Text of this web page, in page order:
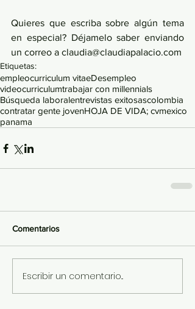
Quieres que escriba sobre algún tema
en especial? Déjamelo saber enviando
un correo a claudia@claudiapalacio.com
Etiquetas:
empleocurriculum vitaeDesempleo
videocurriculumtrabajar con millennials
Búsqueda laboralentrevistas exitosascolombia
contratar gente jovenHOJA DE VIDA; cvmexico
panama
Comentarios
Escribir un comentario...